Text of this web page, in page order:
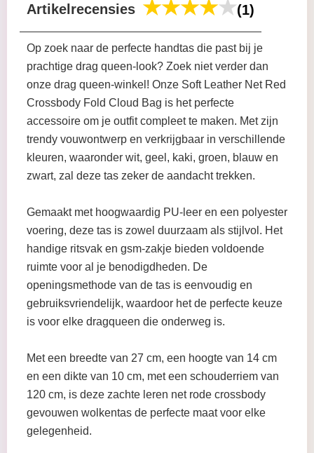
Artikelrecensies (1)
Op zoek naar de perfecte handtas die past bij je
prachtige drag queen-look? Zoek niet verder dan
onze drag queen-winkel! Onze Soft Leather Net Red
Crossbody Fold Cloud Bag is het perfecte
accessoire om je outfit compleet te maken. Met zijn
trendy vouwontwerp en verkrijgbaar in verschillende
kleuren, waaronder wit, geel, kaki, groen, blauw en
zwart, zal deze tas zeker de aandacht trekken.
Gemaakt met hoogwaardig PU-leer en een polyester
voering, deze tas is zowel duurzaam als stijlvol. Het
handige ritsvak en gsm-zakje bieden voldoende
ruimte voor al je benodigdheden. De
openingsmethode van de tas is eenvoudig en
gebruiksvriendelijk, waardoor het de perfecte keuze
is voor elke dragqueen die onderweg is.
Met een breedte van 27 cm, een hoogte van 14 cm
en een dikte van 10 cm, met een schouderriem van
120 cm, is deze zachte leren net rode crossbody
gevouwen wolkentas de perfecte maat voor elke
gelegenheid.